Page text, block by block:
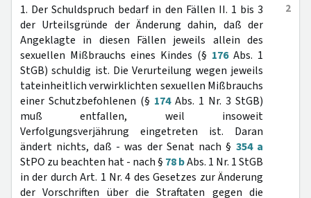
2
1. Der Schuldspruch bedarf in den Fällen II. 1 bis 3
der Urteilsgründe der Änderung dahin, daß der
Angeklagte in diesen Fällen jeweils allein des
sexuellen Mißbrauchs eines Kindes (§ 176Abs. 1
StGB) schuldig ist. Die Verurteilung wegen jeweils
tateinheitlich verwirklichten sexuellen Mißbrauchs
einer Schutzbefohlenen (§ 174Abs. 1 Nr. 3 StGB)
muß entfallen, weil insoweit
Verfolgungsverjährung eingetreten ist. Daran
ändert nichts, daß - was der Senat nach § 354 a
StPO zu beachten hat - nach § 78 bAbs. 1 Nr. 1 StGB
in der durch Art. 1 Nr. 4 des Gesetzes zur Änderung
der Vorschriften über die Straftaten gegen die